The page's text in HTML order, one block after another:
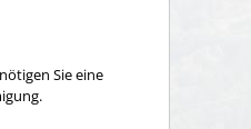
Sie eine